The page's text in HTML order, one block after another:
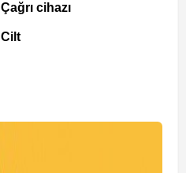
Çağrı cihazı
Cilt